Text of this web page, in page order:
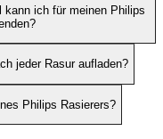
kann ich für meinen Philips
jeder Rasur aufladen?
Philips Rasierers?